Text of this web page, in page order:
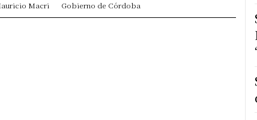
Macri Gobierno de Córdoba